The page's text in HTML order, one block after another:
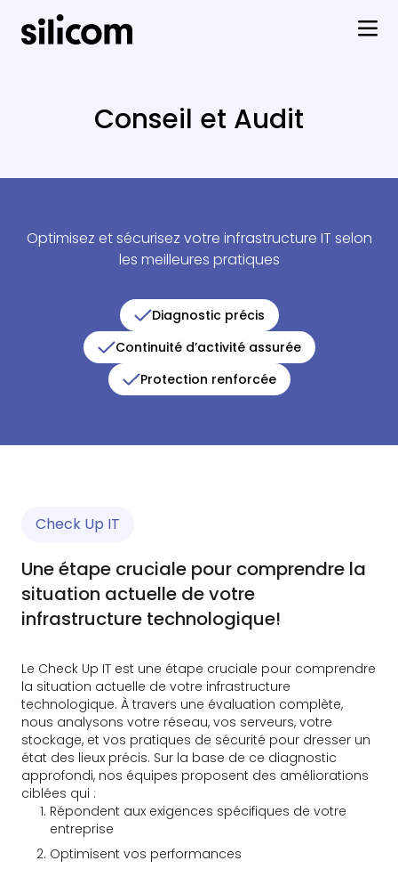
Conseil et Audit
Optimisez et sécurisez votre infrastructure IT selon
les meilleures pratiques
Diagnostic précis
Continuité d’activité assurée
Protection renforcée
Check Up IT
Une étape cruciale pour comprendre la
situation actuelle de votre
infrastructure technologique!
Le Check Up IT est une étape cruciale pour comprendre
la situation actuelle de votre infrastructure
technologique. À travers une évaluation complète,
nous analysons votre réseau, vos serveurs, votre
stockage, et vos pratiques de sécurité pour dresser un
état des lieux précis. Sur la base de ce diagnostic
approfondi, nos équipes proposent des améliorations
ciblées qui :
Répondent aux exigences spécifiques de votre
entreprise
Optimisent vos performances